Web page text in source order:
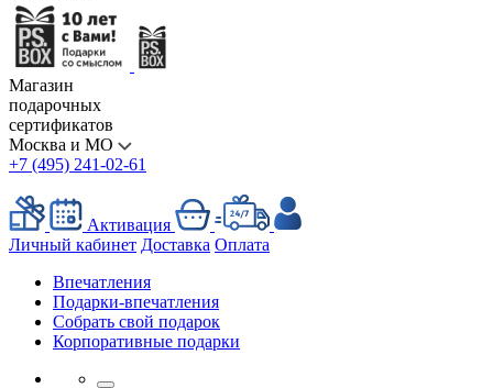
Магазин
подарочных
сертификатов
Москва и МО
+7 (495) 241-02-61
Активация
Личный кабинет Доставка Оплата
Впечатления
Подарки-впечатления
Собрать свой подарок
Корпоративные подарки